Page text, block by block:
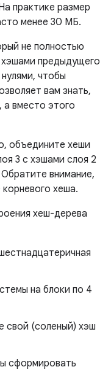
практике размер
менее 30 МБ.
не полностью
предыдущего
чтобы
вам знать,
вместо этого
объедините хеши
3 с хэшами слоя 2
внимание,
хеша.
хеш-дерева
на блоки по 4
свой (соленый) хэш
сформировать